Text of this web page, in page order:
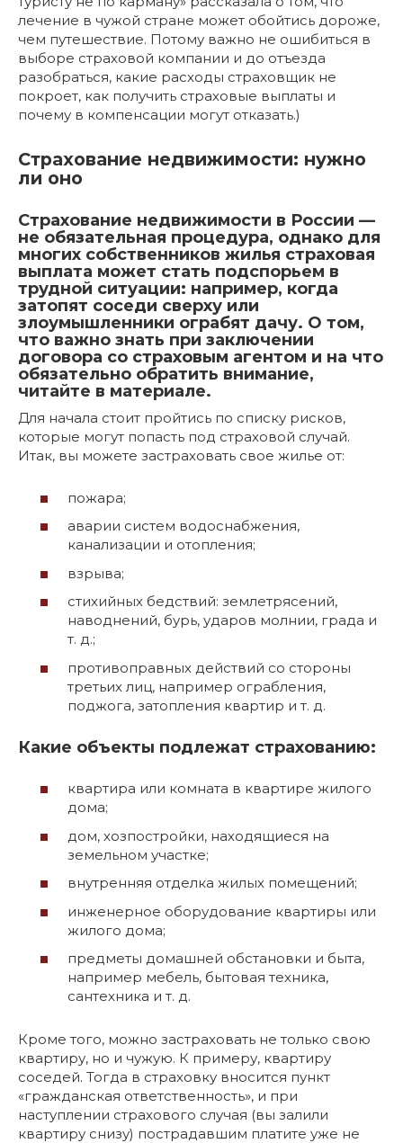
лечение в чужой стране может обойтись дороже,
чем путешествие. Потому важно не ошибиться в
выборе страховой компании и до отъезда
разобраться, какие расходы страховщик не
покроет, как получить страховые выплаты и
почему в компенсации могут отказать.)
Страхование недвижимости: нужно
ли оно
Страхование недвижимости в России —
не обязательная процедура, однако для
многих собственников жилья страховая
выплата может стать подспорьем в
трудной ситуации: например, когда
затопят соседи сверху или
злоумышленники ограбят дачу. О том,
что важно знать при заключении
договора со страховым агентом и на что
обязательно обратить внимание,
читайте в материале.
Для начала стоит пройтись по списку рисков,
которые могут попасть под страховой случай.
Итак, вы можете застраховать свое жилье от:
пожара;
аварии систем водоснабжения,
канализации и отопления;
взрыва;
стихийных бедствий: землетрясений,
наводнений, бурь, ударов молнии, града и
т. д.;
противоправных действий со стороны
третьих лиц, например ограбления,
поджога, затопления квартир и т. д.
Какие объекты подлежат страхованию:
квартира или комната в квартире жилого
дома;
дом, хозпостройки, находящиеся на
земельном участке;
внутренняя отделка жилых помещений;
инженерное оборудование квартиры или
жилого дома;
предметы домашней обстановки и быта,
например мебель, бытовая техника,
сантехника и т. д.
Кроме того, можно застраховать не только свою
квартиру, но и чужую. К примеру, квартиру
соседей. Тогда в страховку вносится пункт
«гражданская ответственность», и при
наступлении страхового случая (вы залили
квартиру снизу) пострадавшим платите уже не